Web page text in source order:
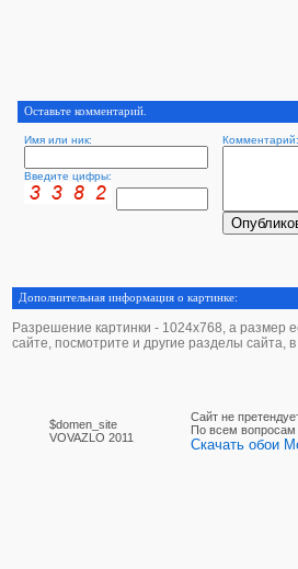
Оставьте комментарий.
Имя или ник: Комментарий:
Введите цифры:
Дополнительная информация о картинке:
Разрешение картинки - 1024х768, а размер
сайте, посмотрите и другие разделы сайта,
$domen_site
VOVAZLO 2011
Сайт не
По вcем вопросам
Скачать обои